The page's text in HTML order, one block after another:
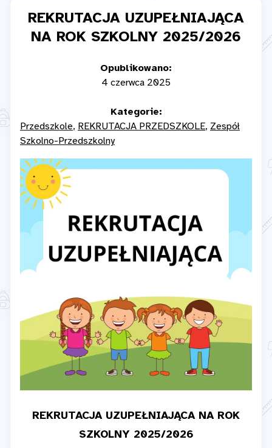
REKRUTACJA UZUPEŁNIAJĄCA
NA ROK SZKOLNY 2025/2026
Opublikowano:
4 czerwca 2025
Kategorie:
Przedszkole REKRUTACJA PRZEDSZKOLE Zespół
Szkolno-Przedszkolny
REKRUTACJA UZUPEŁNIAJĄCA NA ROK
SZKOLNY 2025/2026